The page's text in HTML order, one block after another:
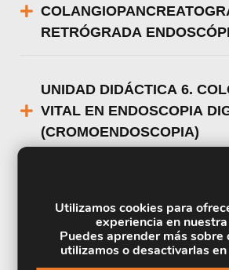
RETRÓGRADA
UNIDAD DIDÁCTICA 6.
VITAL EN ENDOSCOPIA
(CROMOENDOSCOPIA)
DENOMINACIÓN DE
ENFERMEDADES
Utilizamos cookies para
experiencia en
Puedes aprender más sobre
utilizamos o desactivarlas